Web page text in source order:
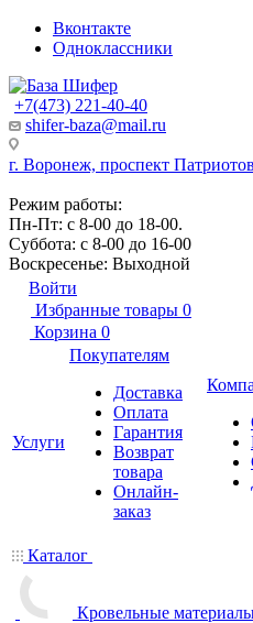
Вконтакте
Одноклассники
+7(473) 221-40-40
shifer-baza@mail.ru
г. Воронеж, проспект
Режим работы:
Пн-Пт: с 8-00 до 18-00.
Суббота: с 8-00 до 16-00
Воскресенье: Выходной
Войти
Избранные товары 0
Корзина 0
Услуги
Покупателям
Доставка
Оплата
Гарантия
Возврат
товара
Онлайн-
заказ
Каталог
Кровельные